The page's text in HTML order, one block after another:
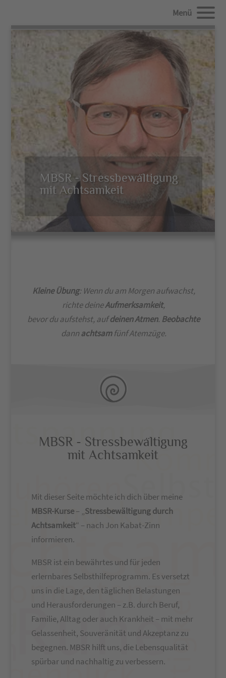
Menü
MBSR - Stressbewältigung
mit Achtsamkeit
Kleine Übung: Wenn du am Morgen aufwachst,
richte deineAufmerksamkeit,
bevor du aufstehst, aufdeinen Atmen. Beobachte
dannachtsamfünf Atemzüge.
MBSR - Stressbewältigung
mit Achtsamkeit
Mit dieser Seite möchte ich dich über meine
MBSR-Kurse– „Stressbewältigung durch
Achtsamkeit“ – nach Jon Kabat-Zinn
informieren.
MBSR ist ein bewährtes und für jeden
erlernbares Selbsthilfeprogramm. Es versetzt
uns in die Lage, den täglichen Belastungen
und Herausforderungen – z.B. durch Beruf,
Familie, Alltag oder auch Krankheit – mit mehr
Gelassenheit, Souveränität und Akzeptanz zu
begegnen. MBSR hilft uns, die Lebensqualität
spürbar und nachhaltig zu verbessern.